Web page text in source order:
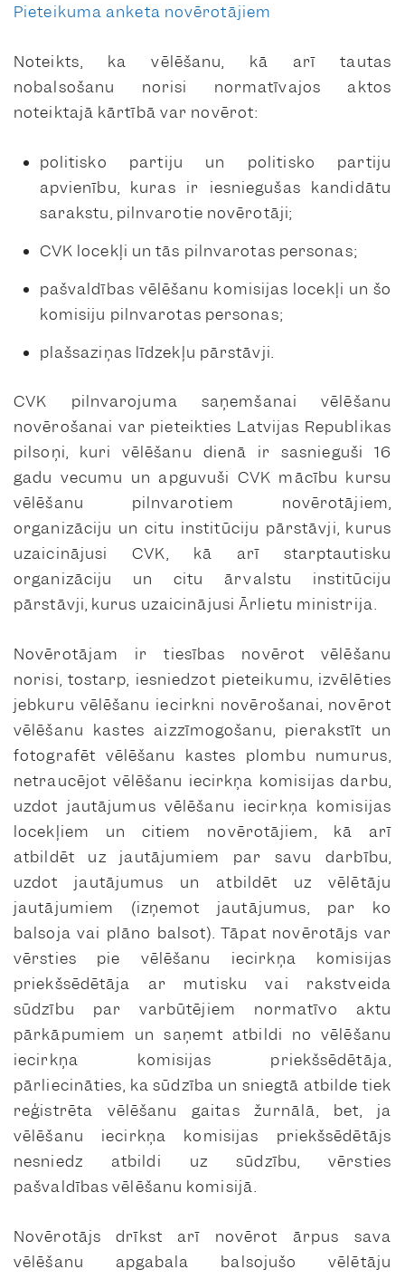
Pieteikuma anketa novērotājiem
Noteikts, kavēlēšanu, kā arī tautas
nobalsošanu norisi normatīvajos aktos
noteiktajā kārtībā var novērot:
politisko partiju un politisko partiju
apvienību, kuras ir iesniegušas kandidātu
sarakstu, pilnvarotie novērotāji;
CVK locekļi un tās pilnvarotas personas;
pašvaldības vēlēšanu komisijas locekļi un šo
komisiju pilnvarotas personas;
plašsaziņas līdzekļu pārstāvji.
CVK pilnvarojuma saņemšanai vēlēšanu
novērošanai var pieteikties Latvijas Republikas
pilsoņi, kuri vēlēšanu dienā ir sasnieguši 16
gadu vecumu un apguvuši CVK mācību kursu
vēlēšanu pilnvarotiem novērotājiem,
organizāciju un citu institūciju pārstāvji, kurus
uzaicinājusi CVK, kā arī starptautisku
organizāciju un citu ārvalstu institūciju
pārstāvji, kurus uzaicinājusi Ārlietu ministrija.
Novērotājam ir tiesības novērot vēlēšanu
norisi, tostarp, iesniedzot pieteikumu, izvēlēties
jebkuru vēlēšanu iecirkni novērošanai, novērot
vēlēšanu kastes aizzīmogošanu, pierakstīt un
fotografēt vēlēšanu kastes plombu numurus,
netraucējot vēlēšanu iecirkņa komisijas darbu,
uzdot jautājumus vēlēšanu iecirkņa komisijas
locekļiem un citiem novērotājiem, kā arī
atbildēt uz jautājumiem par savu darbību,
uzdot jautājumus un atbildēt uz vēlētāju
jautājumiem (izņemot jautājumus, par ko
balsoja vai plāno balsot). Tāpat novērotājs var
vērsties pie vēlēšanu iecirkņa komisijas
priekšsēdētāja ar mutisku vai rakstveida
sūdzību par varbūtējiem normatīvo aktu
pārkāpumiem un saņemt atbildi no vēlēšanu
iecirkņa komisijas priekšsēdētāja,
pārliecināties, ka sūdzība un sniegtā atbilde tiek
reģistrēta vēlēšanu gaitas žurnālā, bet, ja
vēlēšanu iecirkņa komisijas priekšsēdētājs
nesniedz atbildi uz sūdzību, vērsties
pašvaldības vēlēšanu komisijā.
Novērotājs drīkst arī novērot ārpus sava
vēlēšanu apgabala balsojušo vēlētāju